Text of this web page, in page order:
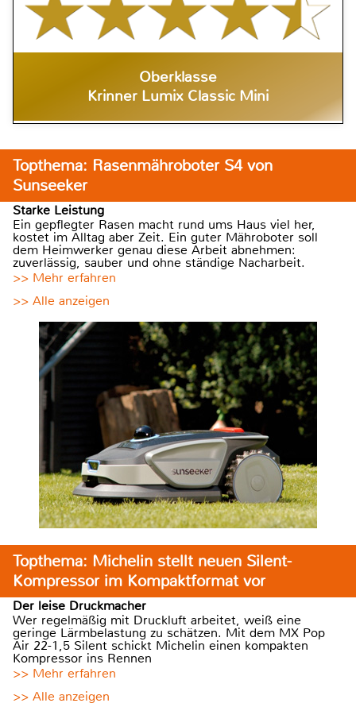
Oberklasse
Krinner Lumix Classic Mini
Topthema: Rasenmähroboter S4 von
Sunseeker
Starke Leistung
Ein gepflegter Rasen macht rund ums Haus viel her,
kostet im Alltag aber Zeit. Ein guter Mähroboter soll
dem Heimwerker genau diese Arbeit abnehmen:
zuverlässig, sauber und ohne ständige Nacharbeit.
>> Mehr erfahren
>> Alle anzeigen
Topthema: Michelin stellt neuen Silent-
Kompressor im Kompaktformat vor
Der leise Druckmacher
Wer regelmäßig mit Druckluft arbeitet, weiß eine
geringe Lärmbelastung zu schätzen. Mit dem MX Pop
Air 22-1,5 Silent schickt Michelin einen kompakten
Kompressor ins Rennen
>> Mehr erfahren
>> Alle anzeigen